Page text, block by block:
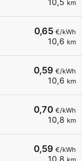
10,5 km
0,65 €/kWh
10,6 km
0,59 €/kWh
10,6 km
0,70 €/kWh
10,8 km
0,59 €/kWh